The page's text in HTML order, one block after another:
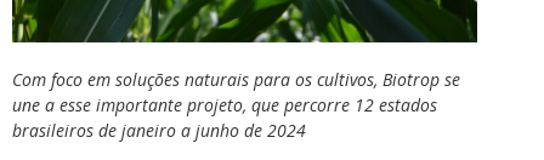
Com foco em soluções naturais para os cultivos, Biotrop se
une a esse importante projeto, que percorre 12 estados
brasileiros de janeiro a junho de 2024